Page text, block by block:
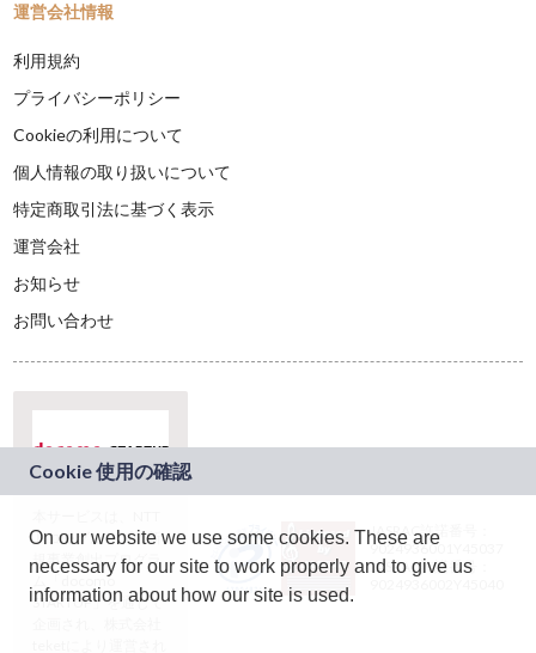
運営会社情報
利用規約
プライバシーポリシー
Cookieの利用について
個人情報の取り扱いについて
特定商取引法に基づく表示
運営会社
お知らせ
お問い合わせ
ドコモグループの新
規事業創出プログラ
ム「docomo
STARTUP」を通じて
JASRAC許諾番号：
9024936001Y45037
JASRAC許諾番号：
On our website we use some cookies. These are
necessary for our site to work properly and to give us
information about how our site is used.